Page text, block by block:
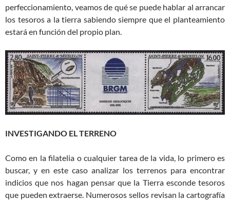
perfeccionamiento, veamos de qué se puede hablar al arrancar
los tesoros a la tierra sabiendo siempre que el planteamiento
estará en función del propio plan.
INVESTIGANDO EL TERRENO
Como en la filatelia o cualquier tarea de la vida, lo primero es
buscar, y en este caso analizar los terrenos para encontrar
indicios que nos hagan pensar que la Tierra esconde tesoros
que pueden extraerse. Numerosos sellos revisan la cartografía